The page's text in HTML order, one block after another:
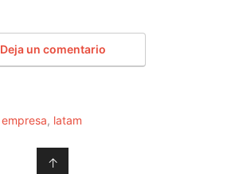
Deja un comentario
empresa, latam
↑